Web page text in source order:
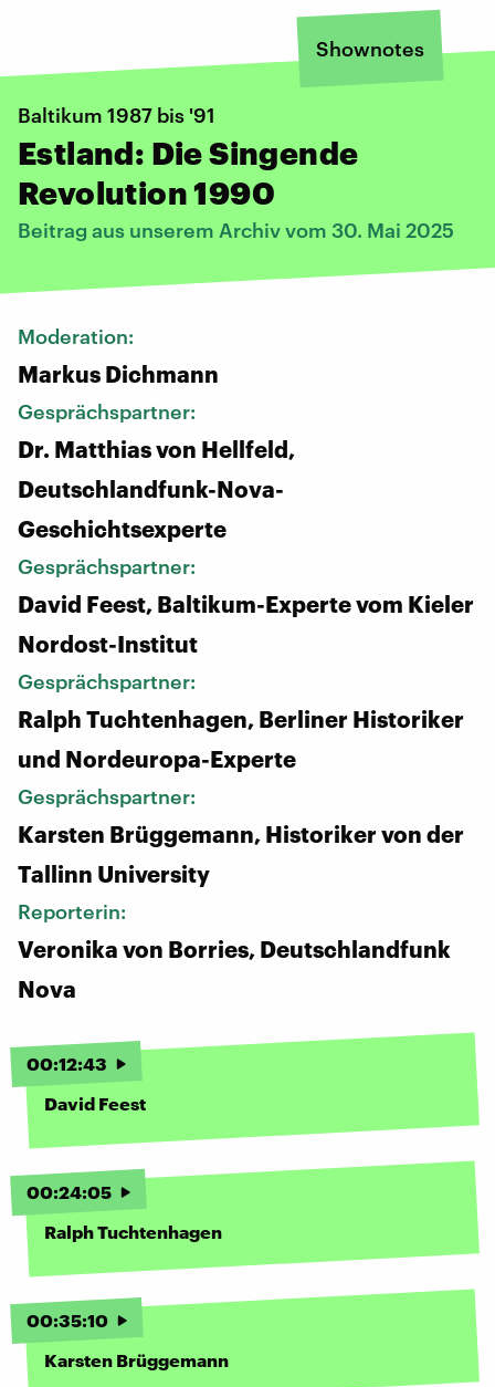
Shownotes
Baltikum 1987 bis '91
Estland: Die Singende
Revolution 1990
Beitrag aus unserem Archiv vom 30. Mai 2025
Moderation:
Markus Dichmann
Gesprächspartner:
Dr. Matthias von Hellfeld,
Deutschlandfunk-Nova-
Geschichtsexperte
Gesprächspartner:
David Feest, Baltikum-Experte vom Kieler
Nordost-Institut
Gesprächspartner:
Ralph Tuchtenhagen, Berliner Historiker
und Nordeuropa-Experte
Gesprächspartner:
Karsten Brüggemann, Historiker von der
Tallinn University
Reporterin:
Veronika von Borries, Deutschlandfunk
Nova
00:12:43
David Feest
00:24:05
Ralph Tuchtenhagen
00:35:10
Karsten Brüggemann